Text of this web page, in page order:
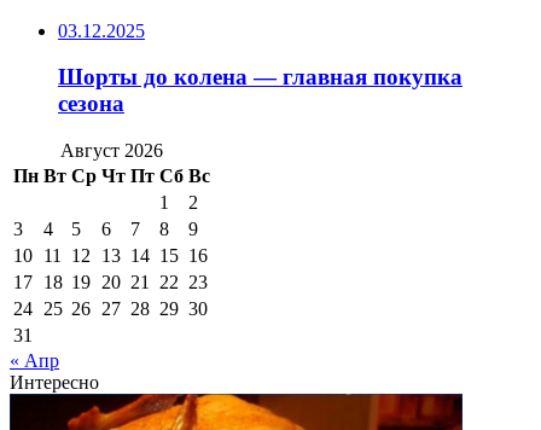
03.12.2025
Шорты до колена — главная покупка
сезона
Август 2026
Пн Вт Ср Чт Пт Сб Вс
1
2
3
4 5 6 7 8
9
10 11 12 13 14 15 16
17 18 19 20 21 22 23
24 25 26 27 28 29 30
31
« Апр
Интересно